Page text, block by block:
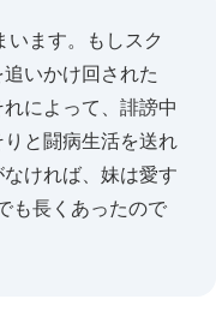
います。もしスク
いかけ回された
によって、誹謗中
と闘病生活を送れ
ければ、妹は愛す
も長くあったので